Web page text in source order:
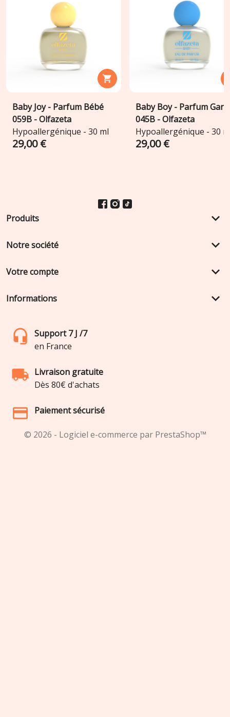

Baby Joy - Parfum Bébé
059B - Olfazeta
Hypoallergénique - 30 ml
29,00 €
Baby Boy - Parfum
045B - Olfazeta
Hypoallergénique - 30
29,00 €
Produits keyboard_arrow_down
Notre société keyboard_arrow_down
Votre compte keyboard_arrow_down
Informations keyboard_arrow_down
Support 7 J /7
en France
Livraison gratuite
Dès 80€ d'achats
Paiement sécurisé
© 2026 - Logiciel e-commerce par PrestaShop™